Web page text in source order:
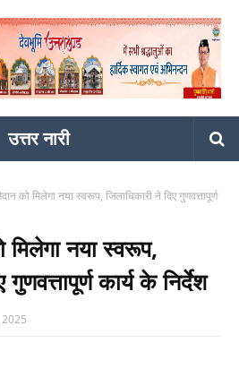
उत्तर नारी
को मिलेगा नया स्वरूप, जिलाधिकारी ने दिए गुणवत्तापूर्ण
मिलेगा नया स्वरूप,
कार्य के निर्देश